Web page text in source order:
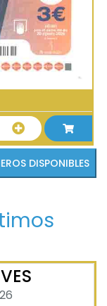
LOS NÚMEROS DISPONIBLES